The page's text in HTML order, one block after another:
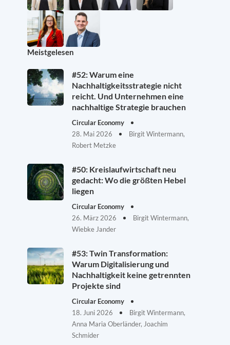
Meistgelesen
#52: Warum eine
Nachhaltigkeitsstrategie nicht
reicht. Und Unternehmen eine
nachhaltige Strategie brauchen
Circular Economy
28. Mai 2026
Birgit Wintermann,
Robert Metzke
#50: Kreislaufwirtschaft neu
gedacht: Wo die größten Hebel
liegen
Circular Economy
26. März 2026
Birgit Wintermann,
Wiebke Jander
#53: Twin Transformation:
Warum Digitalisierung und
Nachhaltigkeit keine getrennten
Projekte sind
Circular Economy
18. Juni 2026
Birgit Wintermann,
Anna Maria Oberländer, Joachim
Schmider